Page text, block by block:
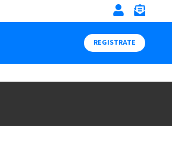
REGISTRATE